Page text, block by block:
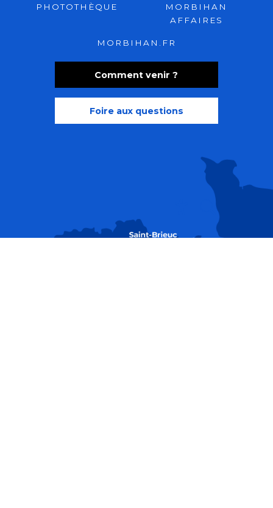
Recherche
Comment venir ?
Foire aux questions
PHOTOTHÈQUE
MORBIHAN
AFFAIRES
MORBIHAN.FR